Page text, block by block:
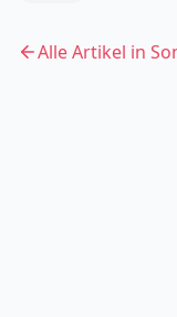
Alle Artikel in